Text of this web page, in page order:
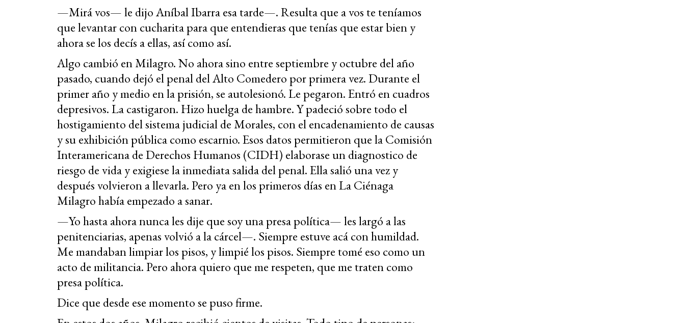
—Mirá vos— le dijo Aníbal Ibarra esa tarde—. Resulta que a vos te teníamos
que levantar con cucharita para que entendieras que tenías que estar bien y
ahora se los decís a ellas, así como así.
Algo cambió en Milagro. No ahora sino entre septiembre y octubre del año
pasado, cuando dejó el penal del Alto Comedero por primera vez. Durante el
primer año y medio en la prisión, se autolesionó. Le pegaron. Entró en cuadros
depresivos. La castigaron. Hizo huelga de hambre. Y padeció sobre todo el
hostigamiento del sistema judicial de Morales, con el encadenamiento de causas
y su exhibición pública como escarnio. Esos datos permitieron que la Comisión
Interamericana de Derechos Humanos (CIDH) elaborase un diagnostico de
riesgo de vida y exigiese la inmediata salida del penal. Ella salió una vez y
después volvieron a llevarla. Pero ya en los primeros días en La Ciénaga
Milagro había empezado a sanar.
—Yo hasta ahora nunca les dije que soy una presa política— les largó a las
penitenciarias, apenas volvió a la cárcel—. Siempre estuve acá con humildad.
Me mandaban limpiar los pisos, y limpié los pisos. Siempre tomé eso como un
acto de militancia. Pero ahora quiero que me respeten, que me traten como
presa política.
Dice que desde ese momento se puso firme.